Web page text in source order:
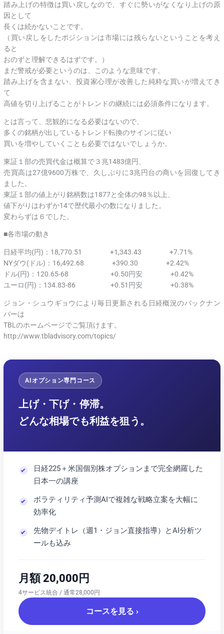
踏み上げの特徴は買い戻しなので、すぐに勢いがなくなり上げの原
因として
長くは続かないことです。
（買い戻しをしたポジションは市場には残らないということを考え
ると
おのずと理解できるはずです。）
まだ警戒が必要というのは、このような意味です。
踏み上げを含まない、投資家心理が改善した純粋な買いが増えてき
て
高値を切り上げることがトレンドの継続には必須条件になります。
とは言って、悲観的になる必要はないので、
多くの銘柄が出しているトレンド転換のサインに従い
買いを増やしていくことも必要ではないでしょうか。
東証１部の売買代金は概算で３兆1483億円、
売買高は27億9600万株で、久しぶりに3兆円台の商いを回復してき
ました。
東証１部の値上がり銘柄数は1877と全体の98％以上、
値下がりはわずか14で歴代最小の数になりました。
変わらずは６でした。
■各市場の動き
日経平均(円)：18,770.51 +1,343.43 +7.71%
NYダウ(ドル)：16,492.68 +390.30 +2.42%
ドル(円)：120.65-68 +0.50円安 +0.42%
ユーロ(円)：134.83-86 +0.51円安 +0.38%
ジョン・シュウギョウにより毎日更新される日経概況のバックナン
バーは
TBLのホームページでご覧頂けます。
http://www.tbladvisory.com/topics/
AIオプション専門コース
上げ・下げ・停滞。
どんな相場でも利益を狙う。
日経225＋米国個別株オプションまで完全網羅した
日本一の講座
ボラティリティ予測AIで複雑な戦略立案を大幅に
効率化
先物デイトレ（週1・ジョン直接指導）とAI分析ツ
ールも込み
月額 20,000円
4サービス統合 / 通常28,000円
コースを見る ›